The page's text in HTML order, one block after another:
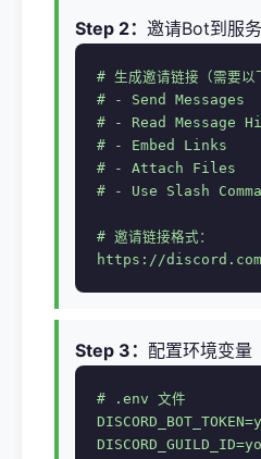
Step 2： 邀请Bot到服
# 生成邀请链接（需要以
# - Send Messages
# - Read Message
# - Embed Links
# - Attach Files
# - Use Slash
# 邀请链接格式：
https://discord.com/
Step 3： 配置环境变量
# .env 文件